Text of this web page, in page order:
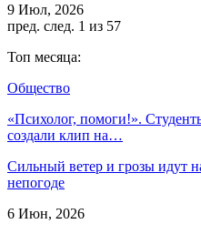
9 Июл, 2026
пред. след. 1 из 57
Топ месяца:
Общество
«Психолог, помоги!».
создали клип на…
Сильный ветер и грозы идут
непогоде
6 Июн, 2026